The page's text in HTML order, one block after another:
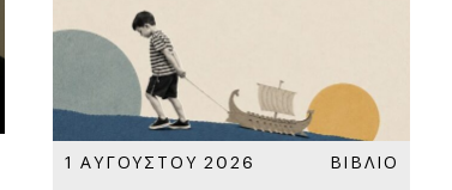
1 ΑΥΓΟΥΣΤΟΥ 2026 ΒΙΒΛΙΟ